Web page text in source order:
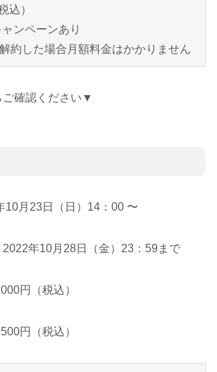
込）
ンペーンあり
約した場合月額料金はかかりません
ご確認ください▼
10月23日（日）14：00 〜
年10月28日（金）23：59まで
円（税込）
円（税込）